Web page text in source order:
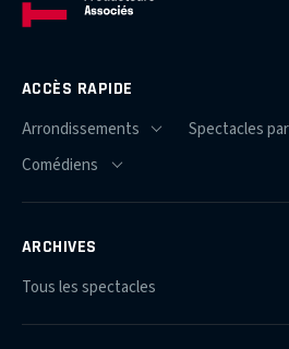
ACCÈS RAPIDE
ARCHIVES
Tous les spectacles